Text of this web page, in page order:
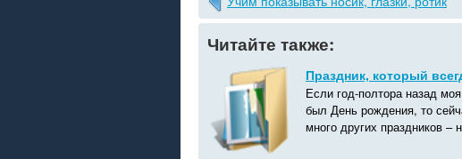
Читайте также:
Праздник, который
Если год-полтора назад
был День рождения, то
много других праздников –